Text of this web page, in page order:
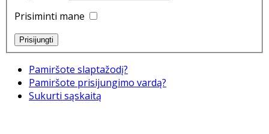
Prisiminti mane
Pamiršote slaptažodį?
Pamiršote prisijungimo vardą?
Sukurti sąskaitą